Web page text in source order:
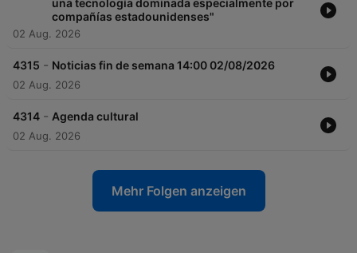
una tecnología dominada especialmente por
compañías estadounidenses"
02 Aug. 2026
4315 - Noticias fin de semana 14:00 02/08/2026
02 Aug. 2026
4314 - Agenda cultural
02 Aug. 2026
Mehr Folgen anzeigen